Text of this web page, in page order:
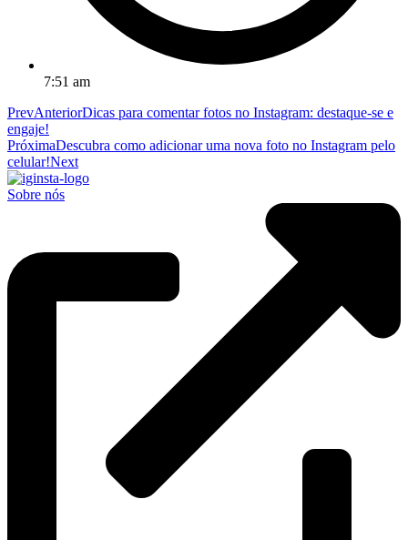
7:51 am
PrevAnteriorDicas para comentar fotos no Instagram: destaque-se e
engaje!
PróximaDescubra como adicionar uma nova foto no Instagram pelo
celular!Next
Sobre nós